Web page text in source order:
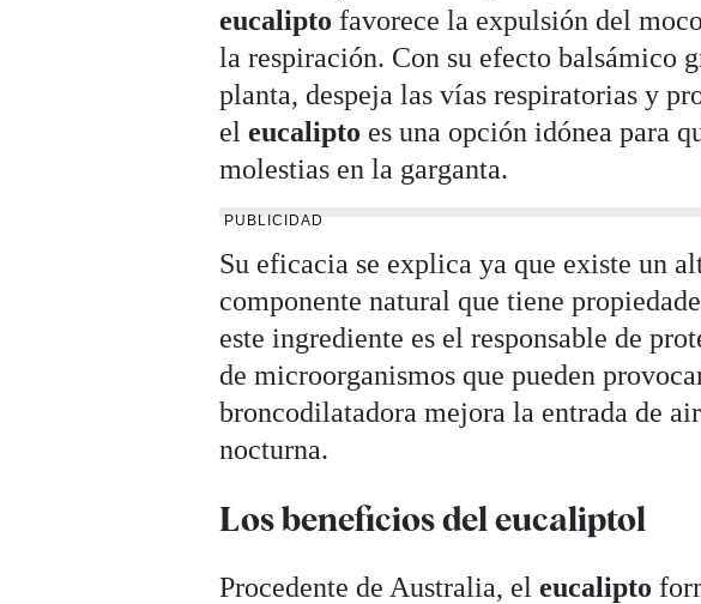
eucalipto favorece la expulsión del
la respiración. Con su efecto balsámico
planta, despeja las vías respiratorias y
eleucalipto es una opción idónea para
molestias en la garganta.
PUBLICIDAD
Su eficacia se explica ya que existe un
componente natural que tiene
este ingrediente es el responsable de
de microorganismos que pueden
broncodilatadora mejora la entrada de
nocturna.
Los beneficios del eucaliptol
Procedente de Australia, eleucalipto